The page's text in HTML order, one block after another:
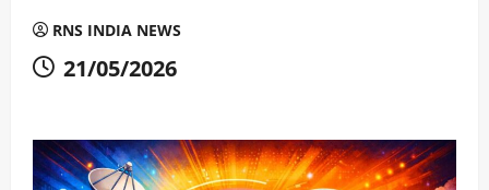
RNS INDIA NEWS
21/05/2026